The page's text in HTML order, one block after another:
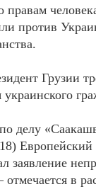
правам
против
Грузии
делу
Европейский
заявление
в